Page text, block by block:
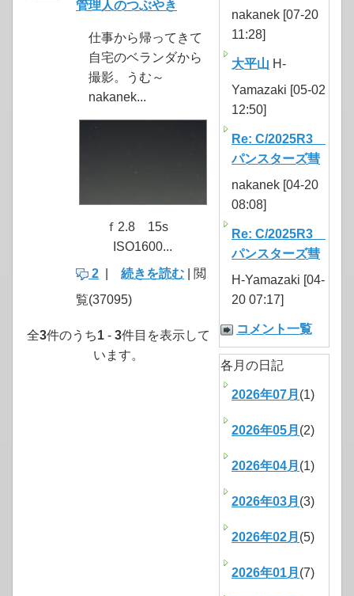
管理人のつぶやき
仕事から帰ってきて
自宅のベランダから
撮影。うむ～
nakanek...
ｆ2.8 15s
ISO1600...
2
続きを読む | 閲
覧(37095)
全3件のうち1 - 3件目を表示して
います。
nakanek [07-20
11:28]
大平山 H-
Yamazaki [05-02
12:50]
Re: C/2025R3
パンスターズ彗
nakanek [04-20
08:08]
Re: C/2025R3
パンスターズ彗
H-Yamazaki [04-
20 07:17]
コメント一覧
各月の日記
2026年07月 (1)
2026年05月 (2)
2026年04月 (1)
2026年03月 (3)
2026年02月 (5)
2026年01月 (7)